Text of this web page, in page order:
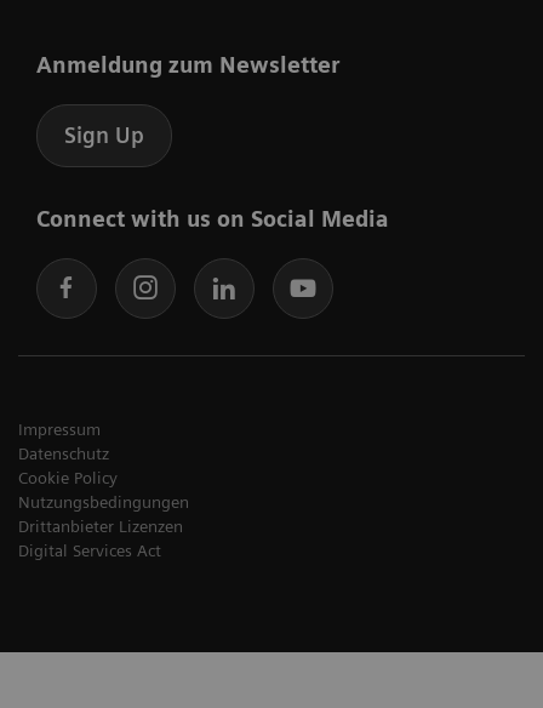
Anmeldung zum Newsletter
Sign Up
Connect with us on Social Media
Impressum
Datenschutz
Cookie Policy
Nutzungsbedingungen
Drittanbieter Lizenzen
Digital Services Act